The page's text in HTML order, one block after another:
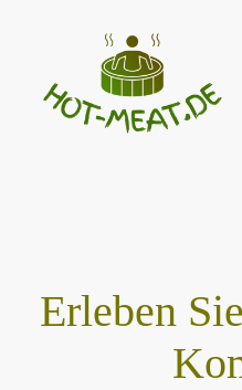
Erleben